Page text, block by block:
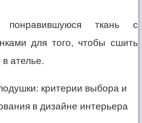
ткань с
для того, чтобы сшить
ателье.